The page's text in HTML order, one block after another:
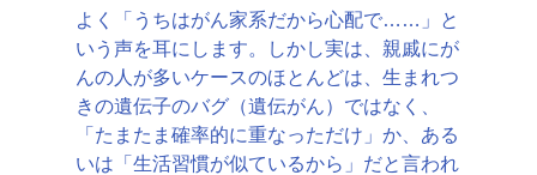
よく「うちはがん家系だから心配で……」と
いう声を耳にします。しかし実は、親戚にが
んの人が多いケースのほとんどは、生まれつ
きの遺伝子のバグ（遺伝がん）ではなく、
「たまたま確率的に重なっただけ」か、ある
いは「生活習慣が似ているから」だと言われ